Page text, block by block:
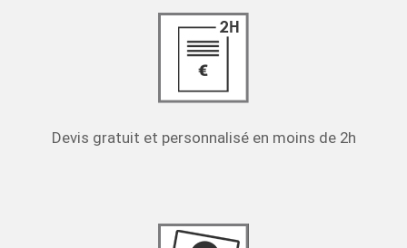
Devis gratuit et personnalisé en moins de 2h